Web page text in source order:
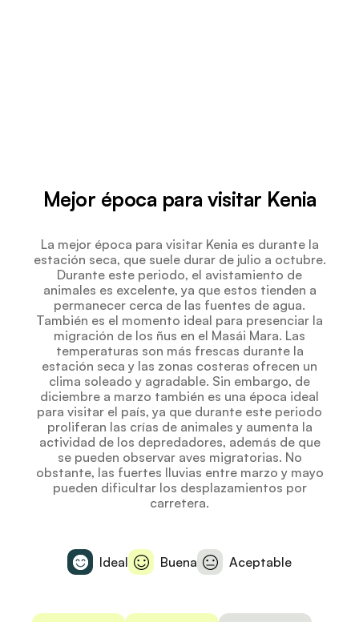
Mejor época para visitar Kenia
La mejor época para visitar Kenia es durante la
estación seca, que suele durar de julio a octubre.
Durante este periodo, el avistamiento de
animales es excelente, ya que estos tienden a
permanecer cerca de las fuentes de agua.
También es el momento ideal para presenciar la
migración de los ñus en el Masái Mara. Las
temperaturas son más frescas durante la
estación seca y las zonas costeras ofrecen un
clima soleado y agradable. Sin embargo, de
diciembre a marzo también es una época ideal
para visitar el país, ya que durante este periodo
proliferan las crías de animales y aumenta la
actividad de los depredadores, además de que
se pueden observar aves migratorias. No
obstante, las fuertes lluvias entre marzo y mayo
pueden dificultar los desplazamientos por
carretera.
Ideal Buena Aceptable